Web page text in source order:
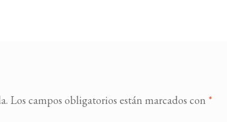
Los campos obligatorios están marcados con *